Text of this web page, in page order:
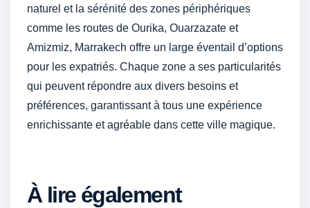
naturel et la sérénité des zones périphériques
comme les routes de Ourika, Ouarzazate et
Amizmiz, Marrakech offre un large éventail d’options
pour les expatriés. Chaque zone a ses particularités
qui peuvent répondre aux divers besoins et
préférences, garantissant à tous une expérience
enrichissante et agréable dans cette ville magique.
À lire également